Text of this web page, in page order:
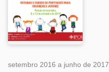
setembro 2016 a junho de 2017